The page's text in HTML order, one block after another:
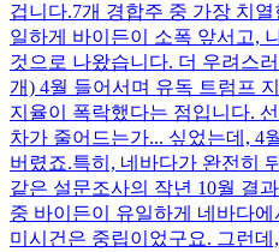
겁니다.7개 경합주 중 가장 치
일하게 바이든이 소폭 앞서고,
것으로 나왔습니다. 더 우려스
개) 4월 들어서며 유독 트럼프
지율이 폭락했다는 점입니다.
차가 줄어드는가... 싶었는데, 4
버렸죠.특히, 네바다가 완전히
같은 설문조사의 작년 10월 결
중 바이든이 유일하게 네바다
미시건은 중립이었구요. 그런